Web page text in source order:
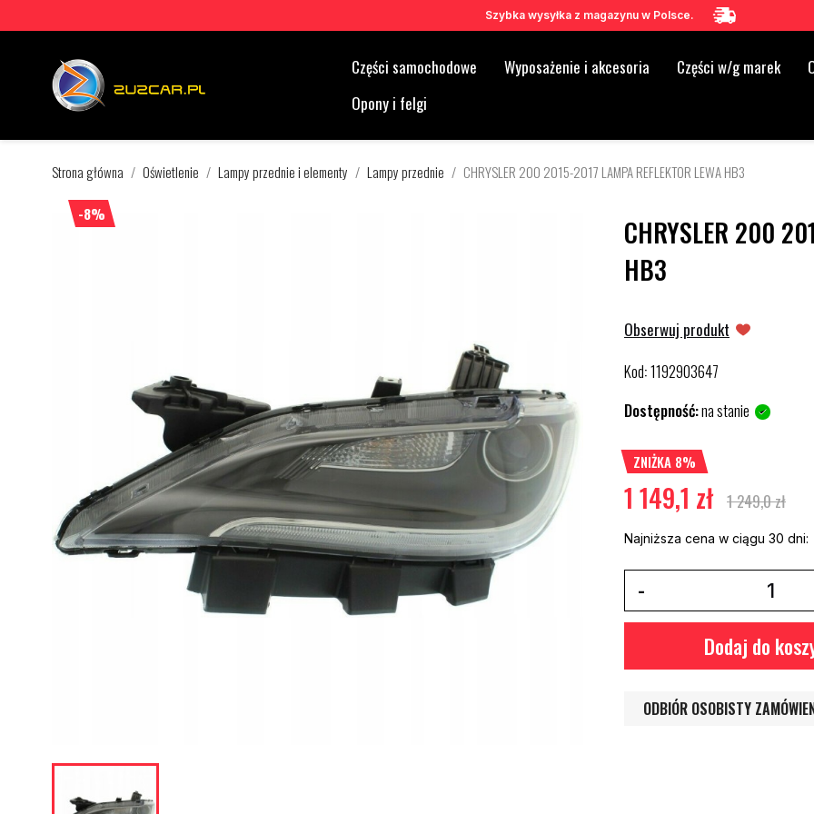
Szybka wysyłka z magazynu w Polsce.
Części samochodowe Wyposażenie i akcesoria Części w/g marek
Opony i felgi
Strona główna Oświetlenie Lampy przednie i elementy Lampy przednie CHRYSLER 200 2015-2017 LAMPA REFLEKTOR LEWA HB3
-8%
CHRYSLER 200
HB3
Obserwuj produkt
Kod:1192903647
Dostępność:na stanie
ZNIŻKA 8%
1 149,1 zł 1 249,0 zł
Najniższa cena w ciągu 30 dni:
Dodaj do
ODBIÓR OSOBISTY